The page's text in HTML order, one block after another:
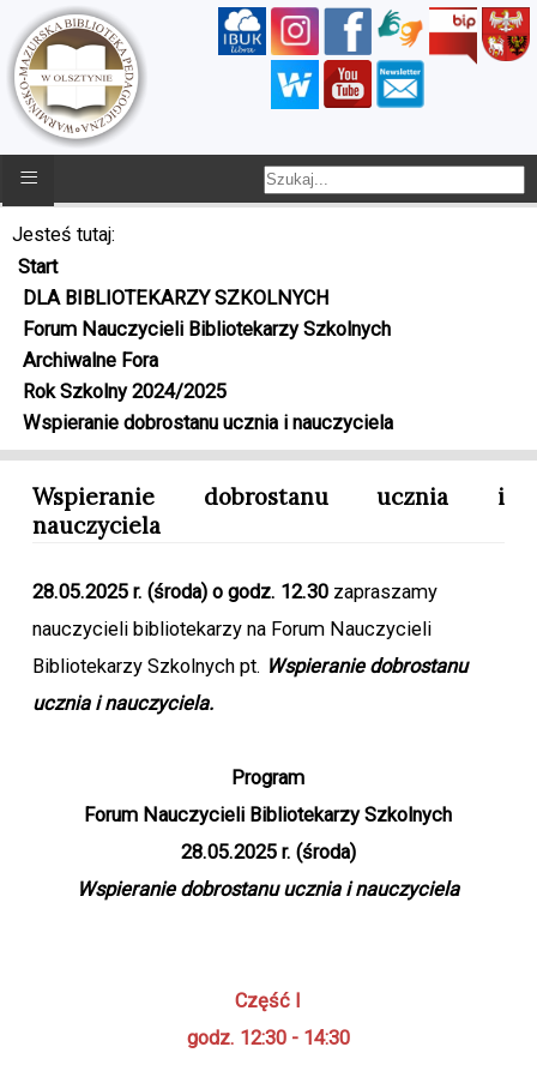
≡
Jesteś tutaj:
Start
DLA BIBLIOTEKARZY SZKOLNYCH
Forum Nauczycieli Bibliotekarzy Szkolnych
Archiwalne Fora
Rok Szkolny 2024/2025
Wspieranie dobrostanu ucznia i nauczyciela
Wspieranie dobrostanu ucznia i
nauczyciela
28.05.2025 r. (środa) o godz. 12.30zapraszamy
nauczycieli bibliotekarzy na Forum Nauczycieli
Bibliotekarzy Szkolnych pt. Wspieranie dobrostanu
ucznia i nauczyciela.
Program
Forum Nauczycieli Bibliotekarzy Szkolnych
28.05.2025 r. (środa)
Wspieranie dobrostanu ucznia i nauczyciela
Część I
godz. 12:30- 14:30